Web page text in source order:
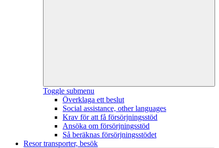
Toggle submenu
Överklaga ett beslut
Social assistance, other languages
Krav för att få försörjningsstöd
Ansöka om försörjningsstöd
Så beräknas försörjningsstödet
Resor transporter, besök